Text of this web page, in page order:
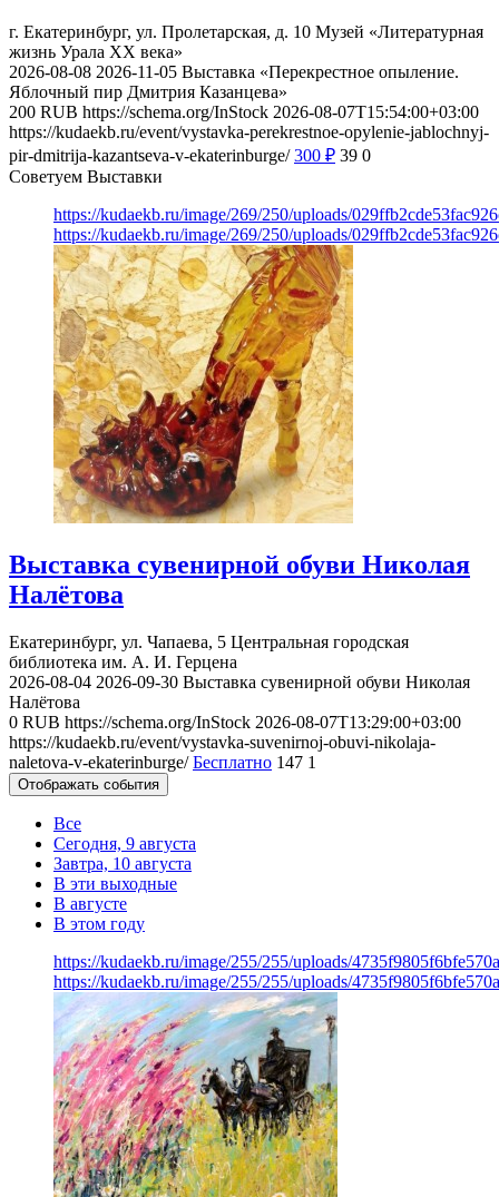
г. Екатеринбург, ул. Пролетарская, д. 10 Музей «Литературная
жизнь Урала ХХ века»
2026-08-08 2026-11-05 Выставка «Перекрестное опыление.
Яблочный пир Дмитрия Казанцева»
200 RUB https://schema.org/InStock 2026-08-07T15:54:00+03:00
https://kudaekb.ru/event/vystavka-perekrestnoe-opylenie-jablochnyj-
pir-dmitrija-kazantseva-v-ekaterinburge/ 300 ₽ 39 0
Советуем Выставки
https://kudaekb.ru/image/269/250/uploads/
https://kudaekb.ru/image/269/250/uploads/
Выставка сувенирной обуви Николая
Налётова
Екатеринбург, ул. Чапаева, 5 Центральная городская
библиотека им. А. И. Герцена
2026-08-04 2026-09-30 Выставка сувенирной обуви Николая
Налётова
0 RUB https://schema.org/InStock 2026-08-07T13:29:00+03:00
https://kudaekb.ru/event/vystavka-suvenirnoj-obuvi-nikolaja-
naletova-v-ekaterinburge/ Бесплатно 147 1
Отображать события
Все
Сегодня, 9 августа
Завтра, 10 августа
В эти выходные
В августе
В этом году
https://kudaekb.ru/image/255/255/uploads/
https://kudaekb.ru/image/255/255/uploads/